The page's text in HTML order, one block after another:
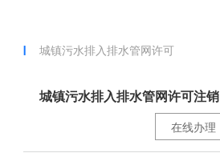
城镇污水排入排水管网许可
城镇污水排入排水管网许可注销
在线办理